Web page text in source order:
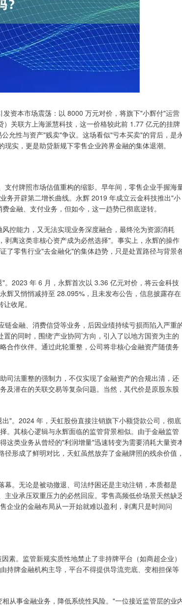
资本市场震荡：以 8000 万元对价，将旗下"小辉付"运营
关联方上海派慧科技，这一价格较此前 1.77 亿元的挂牌
允性与资产"贱卖"争议。这场看似"亏本买卖"的背后，是
实，更是助贷新规下零售企业跨界金融的集体退潮。
付牌照市场估值重构的缩影。早年间，零售企业手握海
务开辟第二增长曲线。永辉 2019 年成立云金科技推出"小
金融、支付业务，但如今，这一趋势已彻底逆转。
控能力，又无法实现业务深度融合，最终沦为资源消耗
离这类非核心资产成为必然选择"。事实上，永辉的操作
了零售行业"去金融化"的集体趋势，只是处置路径与背景
2023 年 6 月，永辉首次以 3.36 亿元对价，将云金科技
辉又悄悄减持至 28.095%，且未发布公告，信息披露存在
收尾。
金融、消费信贷等业务，后因业绩持续亏损而陷入严重
的同时，围绕‘产业协同’方向，引入了以地方国资为主的
合作伙伴。通过此轮重整，公司将非核心金融资产随债务
司法重整的强制力，不仅实现了金融资产的合规出清，还
及潜在的关联交易等复杂问题。当然，其代价是原股东股
"。2024 年，天虹股份直接注销旗下小额贷款公司，彻底
。其核心逻辑与永辉面临的监管背景相似。由于金融监管
这类业务从曾经的"利润增量"迅速转变为需要消耗大量资
形成了鲜明对比，天虹虽然放弃了金融牌照的残余价值，
。无论是被动撤退、司法纾困还是主动注销，本质都是
业承压双重压力的必然回应。零售高频低价场景天然缺
企业的金融布局从一开始就难以盈利，剥离只是时间问
素。监管新规实质性地禁止了非持牌平台（如商超企业）
持牌金融机构主导，平台不得提供导流兜底、变相担保等
从事金融业务，降低系统性风险。"一位接近监管层的业
4651.31